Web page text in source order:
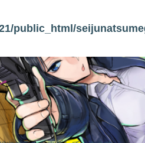
public_html/